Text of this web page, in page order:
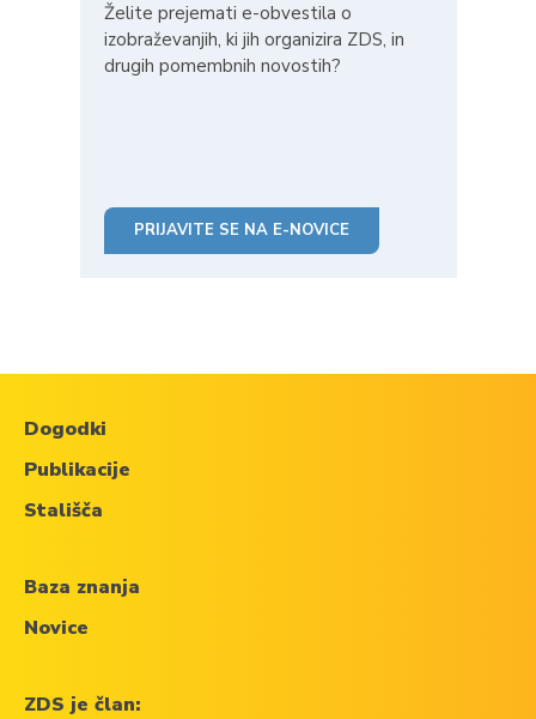
Želite prejemati e-obvestila o
izobraževanjih, ki jih organizira ZDS, in
drugih pomembnih novostih?
PRIJAVITE SE NA E-NOVICE
Dogodki
Publikacije
Stališča
Baza znanja
Novice
ZDS je član: